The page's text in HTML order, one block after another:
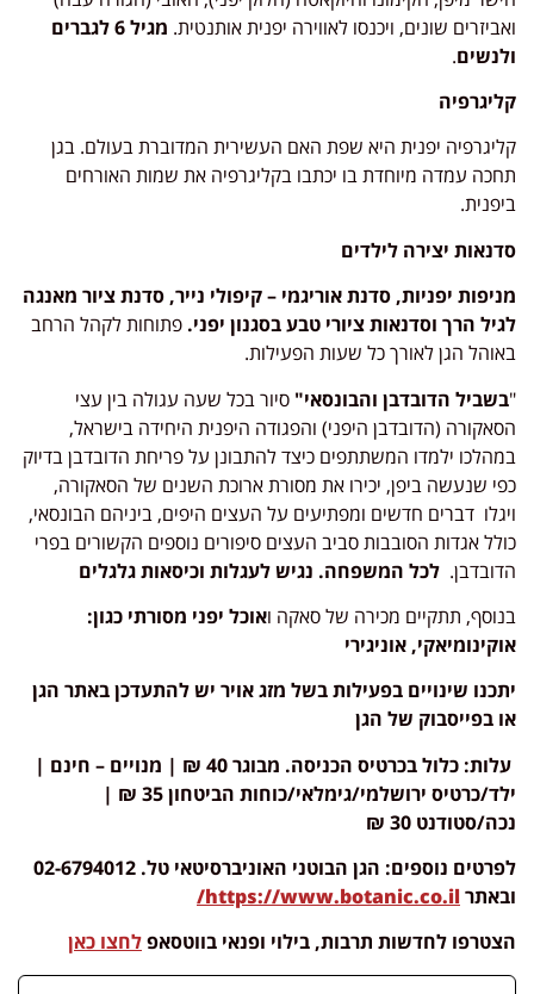
ואביזרים שונים, ויכנסו לאווירה יפנית אותנטית.
מגיל 6 לגברים
ולנשים.
קליגרפיה
קליגרפיה יפנית היא שפת האם העשירית המדוברת בעולם. בגן
תחכה עמדה מיוחדת בו יכתבו בקליגרפיה את שמות האורחים
ביפנית.
סדנאות יצירה לילדים
מניפות יפניות, סדנת אוריגמי – קיפולי נייר, סדנת ציור מאנגה
לגיל הרך וסדנאות ציורי טבע בסגנון יפני. פתוחות לקהל הרחב
באוהל הגן לאורך כל שעות הפעילות.
"בשביל הדובדבן והבונסאי" סיור בכל שעה עגולה בין עצי
הסאקורה (הדובדבן היפני) והפגודה היפנית היחידה בישראל,
במהלכו ילמדו המשתתפים כיצד להתבונן על פריחת הדובדבן בדיוק
כפי שנעשה ביפן, יכירו את מסורת ארוכת השנים של הסאקורה,
ויגלו דברים חדשים ומפתיעים על העצים היפים, ביניהם הבונסאי,
כולל אגדות הסובבות סביב העצים סיפורים נוספים הקשורים בפרי
הדובדבן. לכל המשפחה. נגיש לעגלות וכיסאות גלגלים
בנוסף, תתקיים מכירה של סאקה ואוכל יפני מסורתי כגון:
אוקינומיאקי, אוניגירי
יתכנו שינויים בפעילות בשל מזג אויר יש להתעדכן באתר הגן
או בפייסבוק של הגן
עלות: כלול בכרטיס הכניסה. מבוגר 40 ₪ | מנויים – חינם |
ילד/כרטיס ירושלמי/גימלאי/כוחות הביטחון 35 ₪ |
נכה/סטודנט 30 ₪
לפרטים נוספים: הגן הבוטני האוניברסיטאי טל. 02-6794012
ובאתרhttps://www.botanic.co.il/
הצטרפו לחדשות תרבות, בילוי ופנאי בווטסאפלחצו כאן